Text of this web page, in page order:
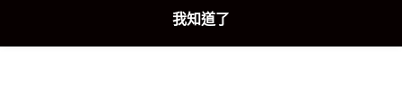
我知道了